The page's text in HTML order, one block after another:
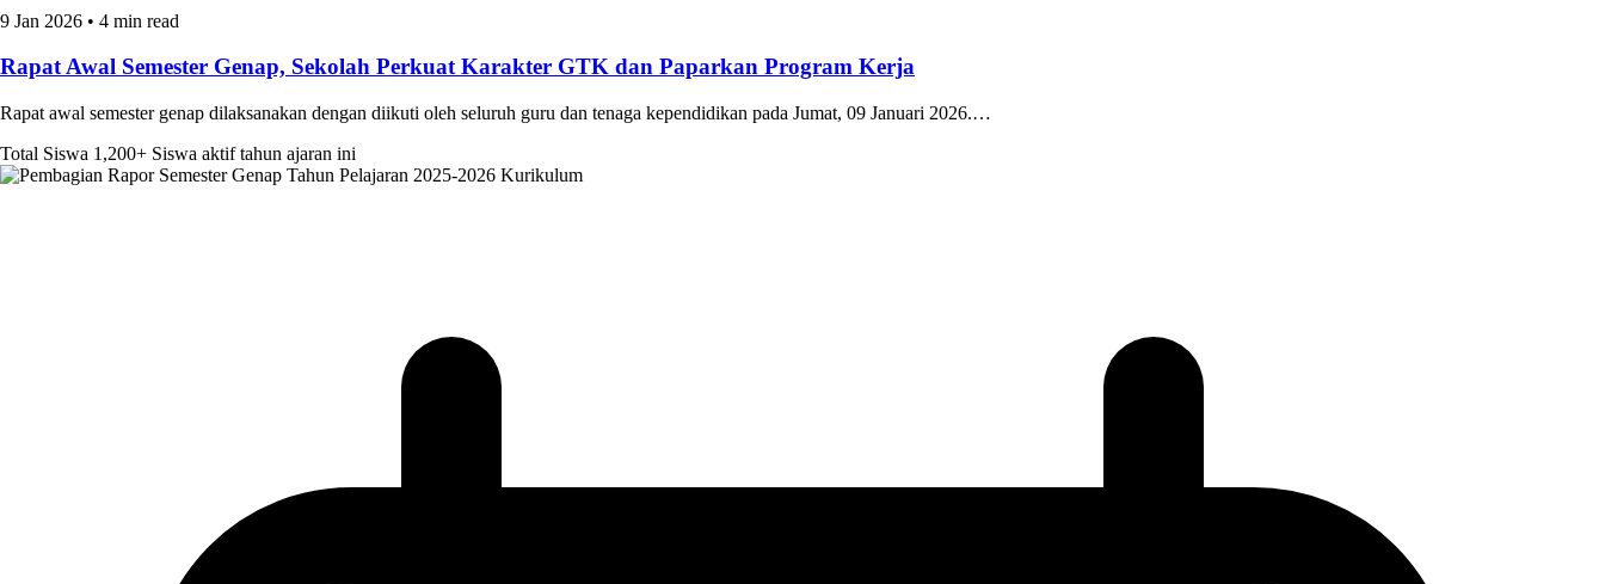
9 Jan 2026 • 4 min read
Rapat Awal Semester Genap, Sekolah Perkuat Karakter GTK dan Paparkan Program Kerja
Rapat awal semester genap dilaksanakan dengan diikuti oleh seluruh guru dan tenaga kependidikan pada Jumat, 09 Januari 2026.…
Total Siswa 1,200+ Siswa aktif tahun ajaran ini
Kurikulum